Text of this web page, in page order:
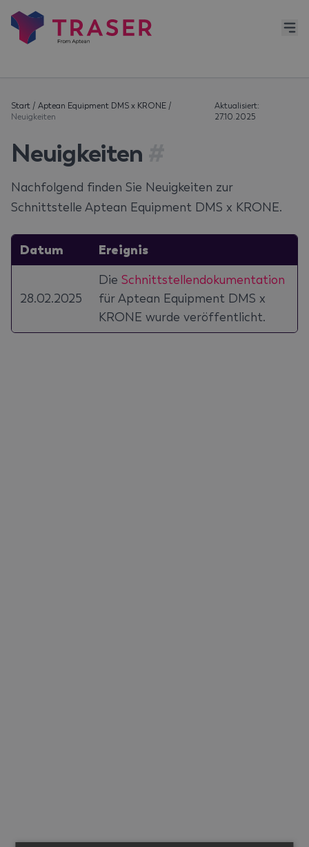
Start / Aptean Equipment DMS x KRONE /
Neuigkeiten
Aktualisiert:
27.10.2025
Neuigkeiten
Nachfolgend finden Sie Neuigkeiten zur
Schnittstelle Aptean Equipment DMS x KRONE.
Datum Ereignis
28.02.2025
Die Schnittstellendokumentation
für Aptean Equipment DMS x
KRONE wurde veröffentlicht.